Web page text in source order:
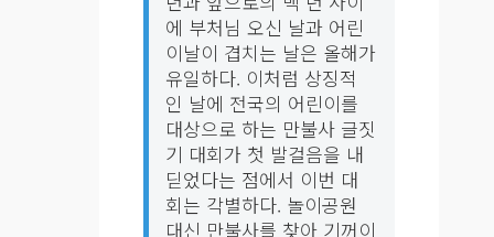
에 부처님 오신 날과 어린
이날이 겹치는 날은 올해가
유일하다. 이처럼 상징적
인 날에 전국의 어린이를
대상으로 하는 만불사 글짓
기 대회가 첫 발걸음을 내
딛었다는 점에서 이번 대
회는 각별하다. 놀이공원
대신 만불사를 찾아 기꺼이